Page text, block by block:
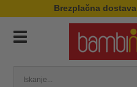
Brezplačna dostava